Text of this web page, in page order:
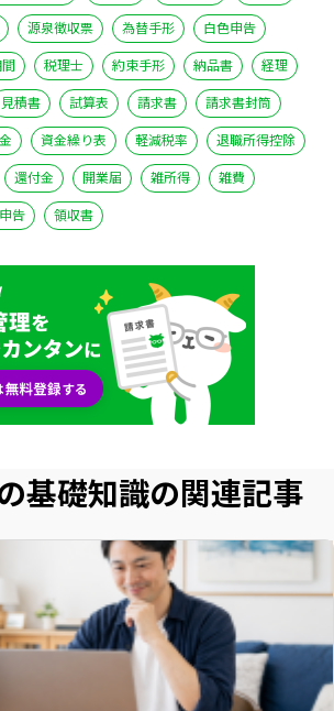
源泉徴収票 為替手形
白色申告
税理士 約束手形 納品書
経理
見積書 試算表 請求書
請求書封筒
資金繰り表 軽減税率
退職所得控除
還付金 開業届 雑所得
雑費
告 領収書
基礎知識の関連記事